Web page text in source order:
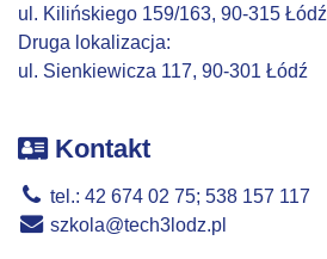
ul. Kilińskiego 159/163, 90-315 Łódź
Druga lokalizacja:
ul. Sienkiewicza 117, 90-301 Łódź
Kontakt
tel.: 42 674 02 75; 538 157 117
szkola@tech3lodz.pl